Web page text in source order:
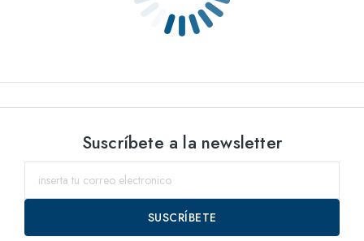
Suscríbete a la newsletter
SUSCRÍBETE